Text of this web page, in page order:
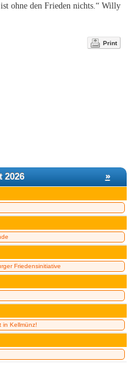
ohne den Frieden nichts.“ Willy
Print
2026 »
Friedensinitiative
in Kellmünz!